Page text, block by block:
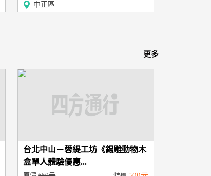
中正區
更多
台北中山－蓉緹工坊《錫雕動物木
盒單人體驗優惠...